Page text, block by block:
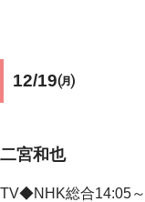
12/19㈪
二宮和也
TV◆NHK総合14:05～